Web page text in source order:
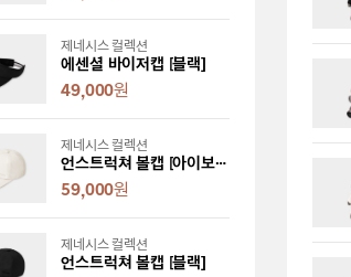
제네시스 컬렉션
에센셜 바이저캡 [블랙]
49,000원
제네시스 컬렉션
언스트럭쳐 볼캡 [아이보리]
59,000원
제네시스 컬렉션
언스트럭쳐 볼캡 [블랙]